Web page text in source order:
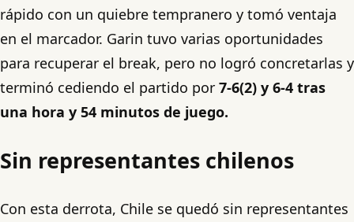
rápido con un quiebre tempranero y tomó ventaja
en el marcador. Garin tuvo varias oportunidades
para recuperar el break, pero no logró concretarlas y
terminó cediendo el partido por 7-6(2) y 6-4 tras
una hora y 54 minutos de juego.
Sin representantes chilenos
Con esta derrota, Chile se quedó sin representantes